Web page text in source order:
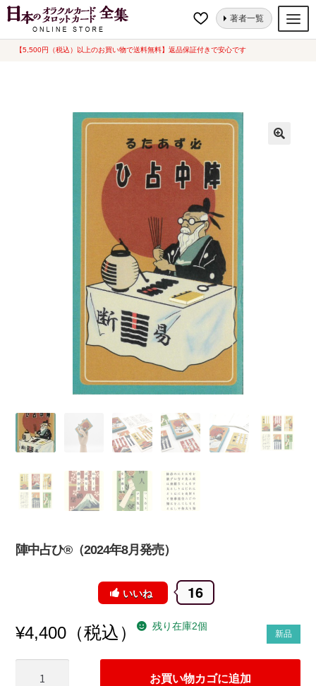
【5,500円（税込）以上のお買い物で送料無料】返品保証付きで安心です
ナ
コ
著者一覧
オラクルカード
ルノルマンカード
カード関連グッズ
ホーム オラクルカード 人生・哲学 陣中占ひ®（2024年8月発売）
陣中占ひ®（2024年8月発売）
いいね 16
新品
¥4,400 （税込） 残り在庫2個
お買い物カゴに追加